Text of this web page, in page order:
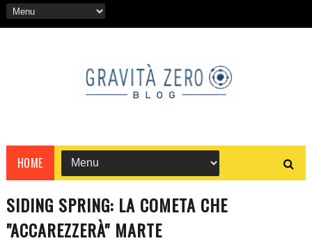
HOME
SIDING SPRING: LA COMETA CHE
"ACCAREZZERÀ" MARTE